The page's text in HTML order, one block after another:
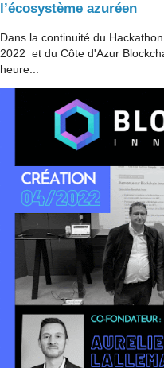
l’écosystème azuréen
Dans la continuité du
2022 et du Côte d'Azur
heure...